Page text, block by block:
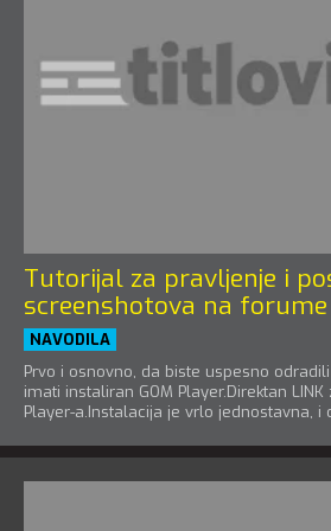
Tutorijal za pravljenje i
screenshotova na forume
NAVODILA
Prvo i osnovno, da biste uspesno
imati instaliran GOM Player.Direktan
Player-a.Instalacija je vrlo jednostavna, i